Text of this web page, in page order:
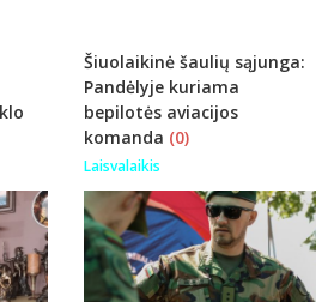
Šiuolaikinė šaulių sąjunga:
Pandėlyje kuriama
bepilotės aviacijos
komanda (0)
Laisvalaikis